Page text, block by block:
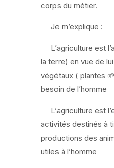
corps du métier.
Je m’explique :
L’agriculture est
la terre) en vue de
végétaux ( plantes
besoin de l’homme
L’agriculture est
activités destinés à
productions des
utiles à l’homme